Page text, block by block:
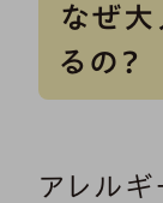
なぜ大
るの？
アレルギ